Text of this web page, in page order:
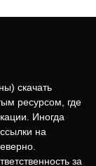
скачать
ресурсом, где
Иногда
на
за